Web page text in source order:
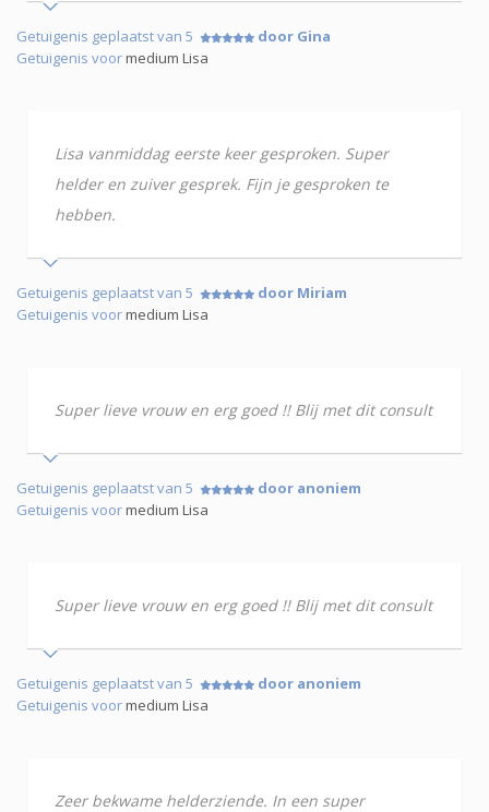
Getuigenis geplaatst van 5
door Gina
Getuigenis voormedium Lisa
Lisa vanmiddag eerste keer gesproken. Super
helder en zuiver gesprek. Fijn je gesproken te
hebben.
Getuigenis geplaatst van 5
door Miriam
Getuigenis voormedium Lisa
Super lieve vrouw en erg goed !! Blij met dit consult
Getuigenis geplaatst van 5
door anoniem
Getuigenis voormedium Lisa
Super lieve vrouw en erg goed !! Blij met dit consult
Getuigenis geplaatst van 5
door anoniem
Getuigenis voormedium Lisa
Zeer bekwame helderziende. In een super